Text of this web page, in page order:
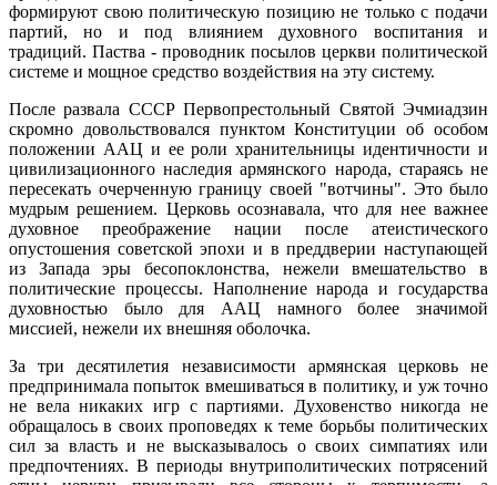
формируют свою политическую позицию не только с подачи
партий, но и под влиянием духовного воспитания и
традиций. Паства - проводник посылов церкви политической
системе и мощное средство воздействия на эту систему.
После развала СССР Первопрестольный Святой Эчмиадзин
скромно довольствовался пунктом Конституции об особом
положении ААЦ и ее роли хранительницы идентичности и
цивилизационного наследия армянского народа, стараясь не
пересекать очерченную границу своей "вотчины". Это было
мудрым решением. Церковь осознавала, что для нее важнее
духовное преображение нации после атеистического
опустошения советской эпохи и в преддверии наступающей
из Запада эры бесопоклонства, нежели вмешательство в
политические процессы. Наполнение народа и государства
духовностью было для ААЦ намного более значимой
миссией, нежели их внешняя оболочка.
За три десятилетия независимости армянская церковь не
предпринимала попыток вмешиваться в политику, и уж точно
не вела никаких игр с партиями. Духовенство никогда не
обращалось в своих проповедях к теме борьбы политических
сил за власть и не высказывалось о своих симпатиях или
предпочтениях. В периоды внутриполитических потрясений